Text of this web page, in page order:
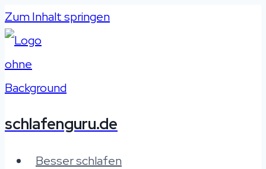
Zum Inhalt springen
schlafenguru.de
Besser schlafen